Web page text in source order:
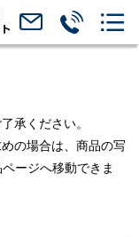
承ください。
の場合は、商品の写
ージへ移動できま